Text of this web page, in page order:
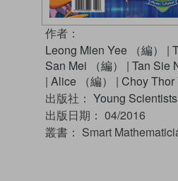
作者：
Leong Mien Yee （編）
|
San Mei （編）
| Tan Sie
| Alice （編） | Choy Thor
出版社： Young
出版日期： 04/2016
叢書： Smart